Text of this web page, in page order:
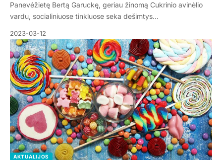
Panevėžietę Bertą Garuckę, geriau žinomą Cukrinio avinėlio
vardu, socialiniuose tinkluose seka dešimtys…
2023-03-12
AKTUALIJOS